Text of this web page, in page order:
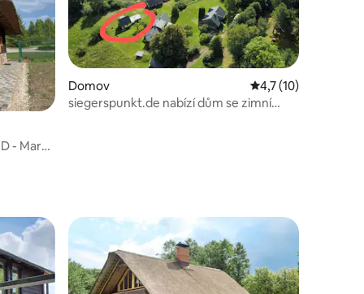
- Mara
Domov Průměrné
4,7 (10)
siegerspunkt.de nabízí dům se zimní